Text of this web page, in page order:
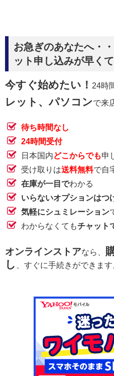
お急ぎのあなたへ・
ット申し込みが早くて
今すぐ始めたい！ 24時
レット、パソコンで来
待ち時間なし
24時間受付
日本国内どこからでも申
受け取りは送料無料で自
在庫が一目でわかる
いらないオプションはつ
気軽にシュミレーション
わからなくてもチャット
オンラインストアなら、
し
、すぐに手続きができます